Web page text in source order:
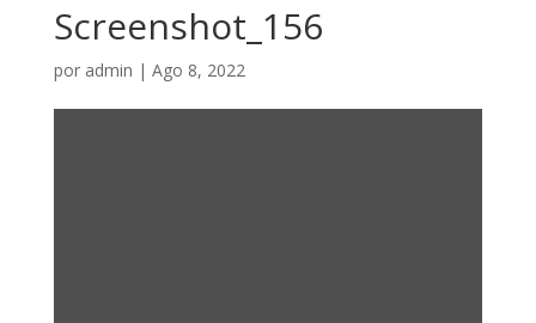
Screenshot_156
por admin | Ago 8, 2022